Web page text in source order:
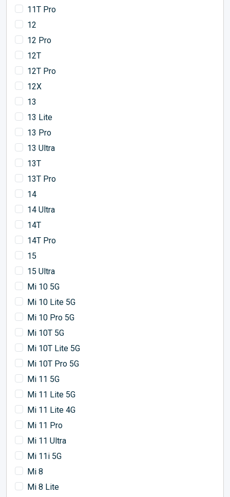
11T Pro
12
12 Pro
12T
12T Pro
12X
13
13 Lite
13 Pro
13 Ultra
13T
13T Pro
14
14 Ultra
14T
14T Pro
15
15 Ultra
Mi 10 5G
Mi 10 Lite 5G
Mi 10 Pro 5G
Mi 10T 5G
Mi 10T Lite 5G
Mi 10T Pro 5G
Mi 11 5G
Mi 11 Lite 5G
Mi 11 Lite 4G
Mi 11 Pro
Mi 11 Ultra
Mi 11i 5G
Mi 8
Mi 8 Lite